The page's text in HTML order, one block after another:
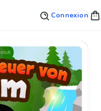
Connexion